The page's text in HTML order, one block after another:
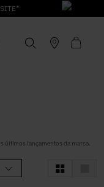
últimos lançamentos da marca.